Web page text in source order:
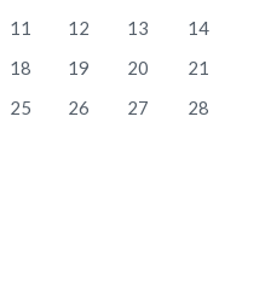
11 12 13
14
18 19 20
21
25 26 27
28